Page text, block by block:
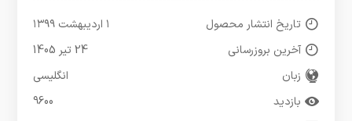
تاریخ انتشار محصول
۱ اردیبهشت ۱۳۹۹
آخرین بروزرسانی
24 تیر 1405
زبان
انگلیسی
بازدید
9600